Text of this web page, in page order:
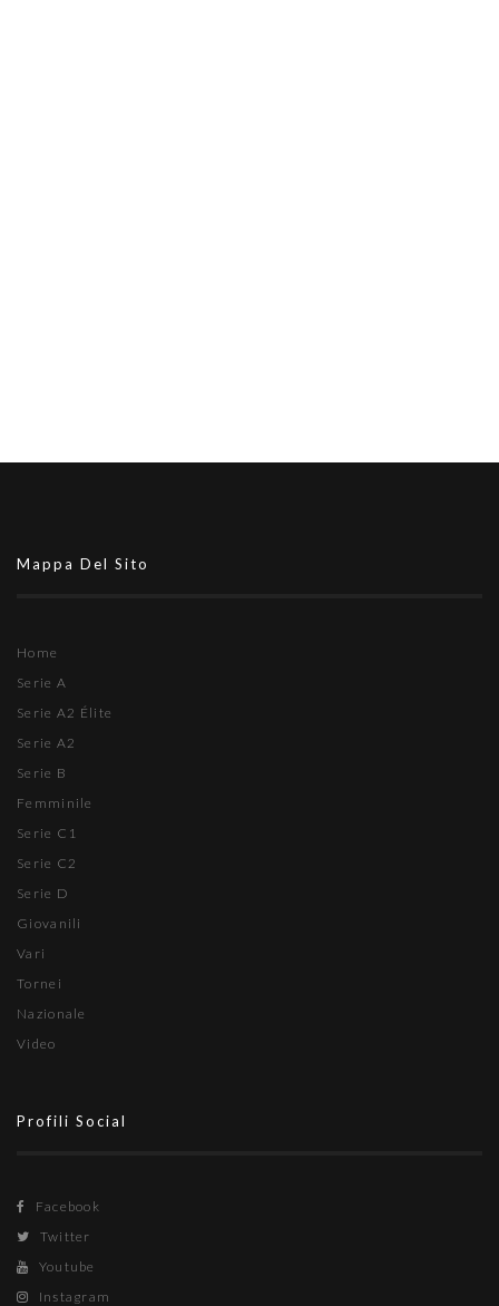
Mappa Del Sito
Home
Serie A
Serie A2 Élite
Serie A2
Serie B
Femminile
Serie C1
Serie C2
Serie D
Giovanili
Vari
Tornei
Nazionale
Video
Profili Social
Facebook
Twitter
Youtube
Instagram